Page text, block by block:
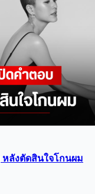
หลังตัดสินใจโกนผม